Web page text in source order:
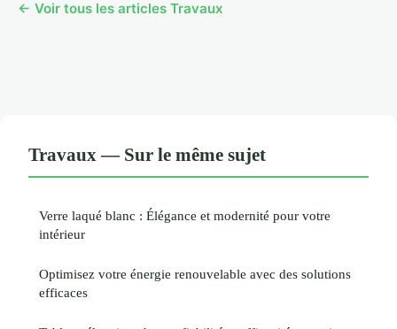
← Voir tous les articles Travaux
Travaux — Sur le même sujet
Verre laqué blanc : Élégance et modernité pour votre
intérieur
Optimisez votre énergie renouvelable avec des solutions
efficaces